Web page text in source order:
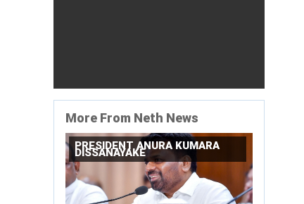
More From Neth News
PRESIDENT ANURA KUMARA
DISSANAYAKE